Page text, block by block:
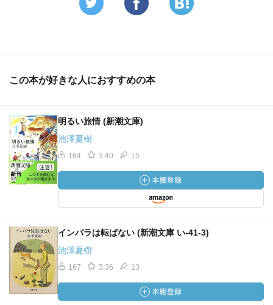
この本が好きな人におすすめの本
明るい旅情 (新潮文庫)
池澤夏樹
184 3.40 15
インパラは転ばない (新潮文庫 い-41-3)
池澤夏樹
167 3.36 13